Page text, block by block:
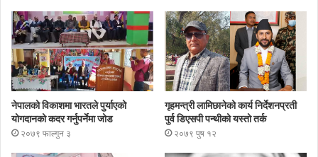
नेपालको विकाशमा भारतले पुर्याएको
योगदानको कदर गर्नुपर्नेमा जोड
२०७९ फाल्गुन ३
गृहमन्त्री लामिछानेको कार्य निर्देशनप्रती
पुर्व डिएसपी पन्थीको यस्तो तर्क
२०७९ पुष १२